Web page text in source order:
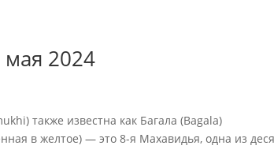
мая 2024
также известна как Багала (Bagala)
в желтое) — это 8-я Махавидья, одна из